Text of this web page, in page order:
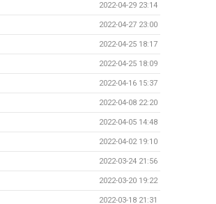
2022-04-29 23:14
2022-04-27 23:00
2022-04-25 18:17
2022-04-25 18:09
2022-04-16 15:37
2022-04-08 22:20
2022-04-05 14:48
2022-04-02 19:10
2022-03-24 21:56
2022-03-20 19:22
2022-03-18 21:31